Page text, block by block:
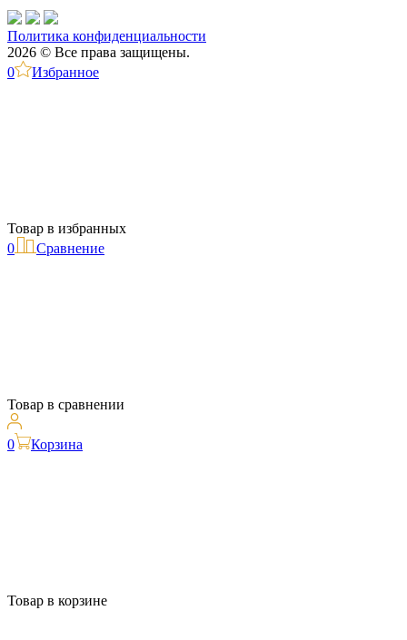
Политика конфиденциальности
2026 © Все права защищены.
0
Избранное
Товар в избранных
0
Сравнение
Товар в сравнении
0 Корзина
Товар в корзине